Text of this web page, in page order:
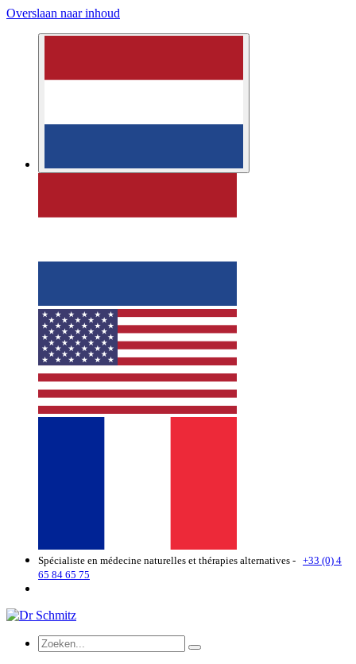
Overslaan naar inhoud
Spécialiste en médecine naturelles et thérapies alternatives - +33 (0) 4
65 84 65 75